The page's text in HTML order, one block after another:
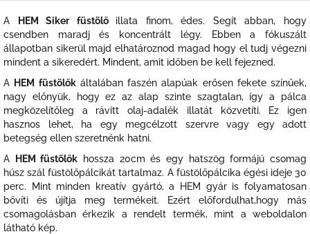
A HEM Siker füstölő illata finom, édes. Segít abban, hogy
csendben maradj és koncentrált légy. Ebben a fókuszált
állapotban sikerül majd elhatároznod magad hogy el tudj végezni
mindent a sikeredért. Mindent, amit időben be kell fejezned.
A HEM füstölőkáltalában faszén alapúak erősen fekete színűek,
nagy előnyük, hogy ez az alap szinte szagtalan, így a pálca
megközelítőleg a rávitt olaj-adalék illatát közvetíti. Ez igen
hasznos lehet, ha egy megcélzott szervre vagy egy adott
betegség ellen szeretnénk hatni.
A
HEM füstölők hossza 20cm és egy hatszög formájú csomag
húsz szál füstölőpálcikát tartalmaz. A füstölőpálcika égési ideje 30
perc. Mint minden kreatív gyártó, a HEM gyár is folyamatosan
bővíti és újítja meg termékeit. Ezért előfordulhat,hogy más
csomagolásban érkezik a rendelt termék, mint a weboldalon
látható kép.